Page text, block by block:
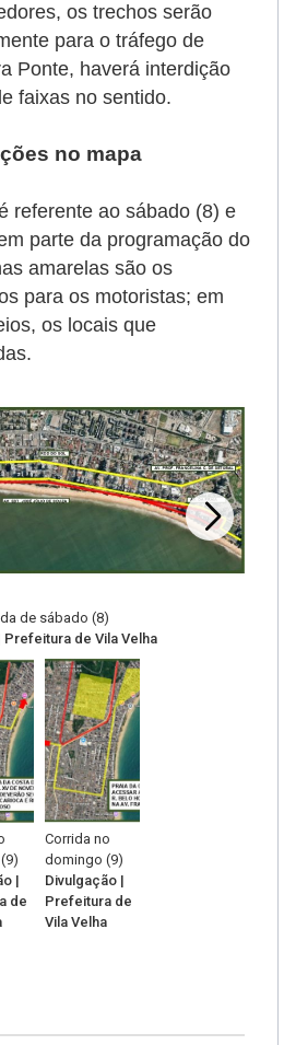
os trechos serão
para o tráfego de
Ponte, haverá interdição
faixas no sentido.
no mapa
referente ao sábado (8) e
parte da programação do
amarelas são os
para os motoristas; em
os locais que
de sábado (8)
Prefeitura de Vila Velha
|
de
Corrida no
domingo (9)
Divulgação |
Prefeitura de
Vila Velha